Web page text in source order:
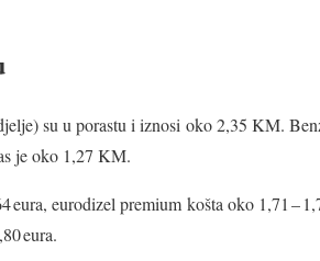
su u porastu i iznosi oko 2,35 KM.
je oko 1,27 KM.
eura, eurodizel premium košta oko 1,71 –
eura.